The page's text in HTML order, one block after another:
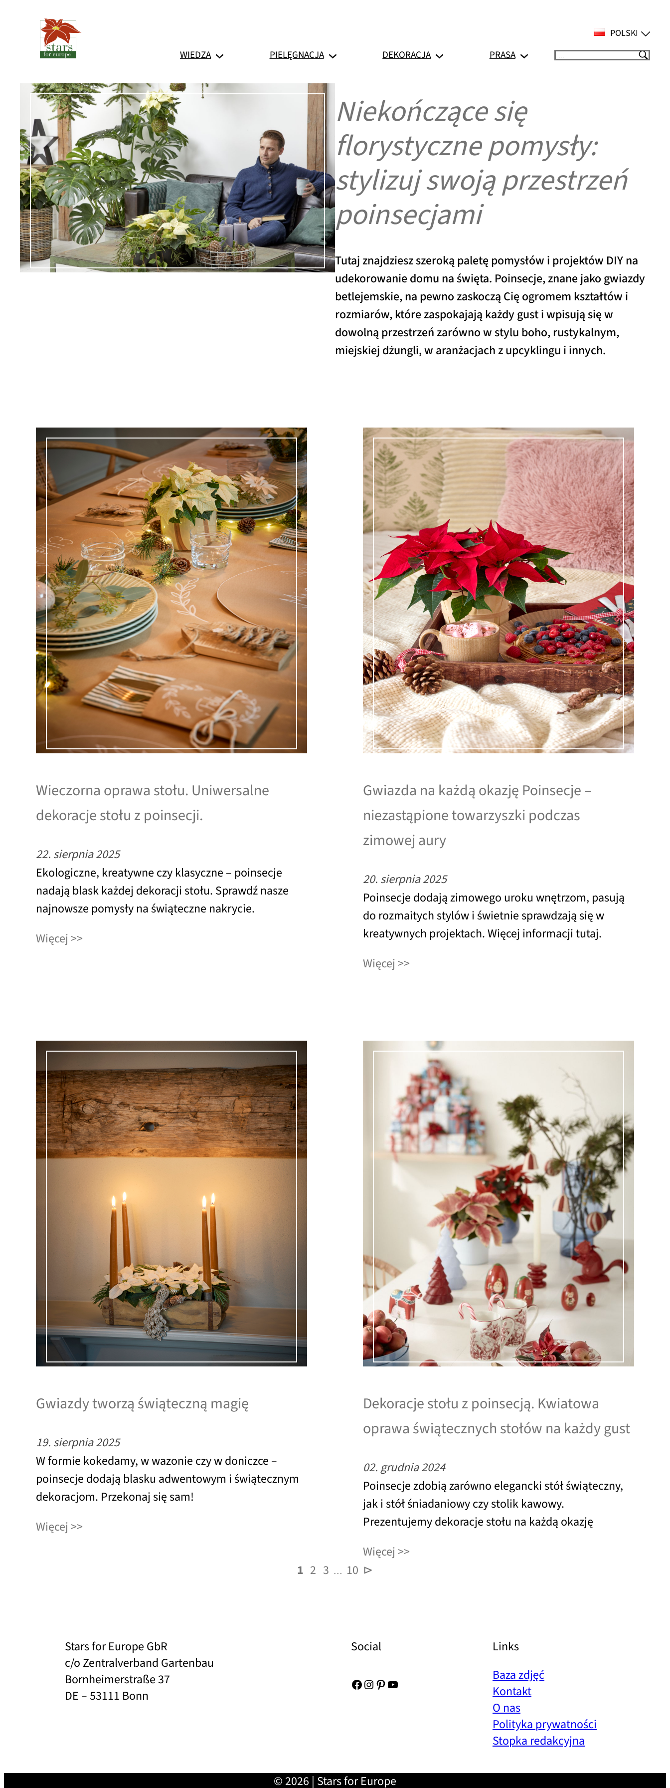
POLSKI
WIEDZA PIELĘGNACJA DEKORACJA PRASA Suchen
Niekończące się
florystyczne pomysły:
stylizuj swoją przestrzeń
poinsecjami
Tutaj znajdziesz szeroką paletę pomysłów i projektów DIY na
udekorowanie domu na święta. Poinsecje, znane jako gwiazdy
betlejemskie, na pewno zaskoczą Cię ogromem kształtów i
rozmiarów, które zaspokajają każdy gust i wpisują się w
dowolną przestrzeń zarówno w stylu boho, rustykalnym,
miejskiej dżungli, w aranżacjach z upcyklingu i innych.
Wieczorna oprawa stołu. Uniwersalne
dekoracje stołu z poinsecji.
22. sierpnia 2025
Ekologiczne, kreatywne czy klasyczne – poinsecje
nadają blask każdej dekoracji stołu. Sprawdź nasze
najnowsze pomysły na świąteczne nakrycie.
Więcej
Gwiazda na każdą okazję Poinsecje –
niezastąpione towarzyszki podczas
zimowej aury
20. sierpnia 2025
Poinsecje dodają zimowego uroku wnętrzom, pasują
do rozmaitych stylów i świetnie sprawdzają się w
kreatywnych projektach. Więcej informacji tutaj.
Więcej
Gwiazdy tworzą świąteczną magię
19. sierpnia 2025
W formie kokedamy, w wazonie czy w doniczce –
poinsecje dodają blasku adwentowym i świątecznym
dekoracjom. Przekonaj się sam!
Więcej
Dekoracje stołu z poinsecją. Kwiatowa
oprawa świątecznych stołów na każdy gust
02. grudnia 2024
Poinsecje zdobią zarówno elegancki stół świąteczny,
jak i stół śniadaniowy czy stolik kawowy.
Prezentujemy dekoracje stołu na każdą okazję
Więcej
1 2 3 … 10 ⊳
Stars for Europe GbR
c/o Zentralverband Gartenbau
Bornheimerstraße 37
DE – 53111 Bonn
Social
Facebook Instagram Pinterest YouTube
Links
Baza zdjęć
Kontakt
O nas
Polityka prywatności
Stopka redakcyjna
© 2026 | Stars for Europe